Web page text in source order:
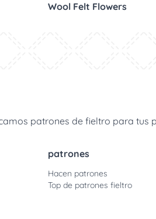
Wool Felt Flowers
patrones de fieltro para tus
patrones
Hacen patrones
Top de patrones fieltro